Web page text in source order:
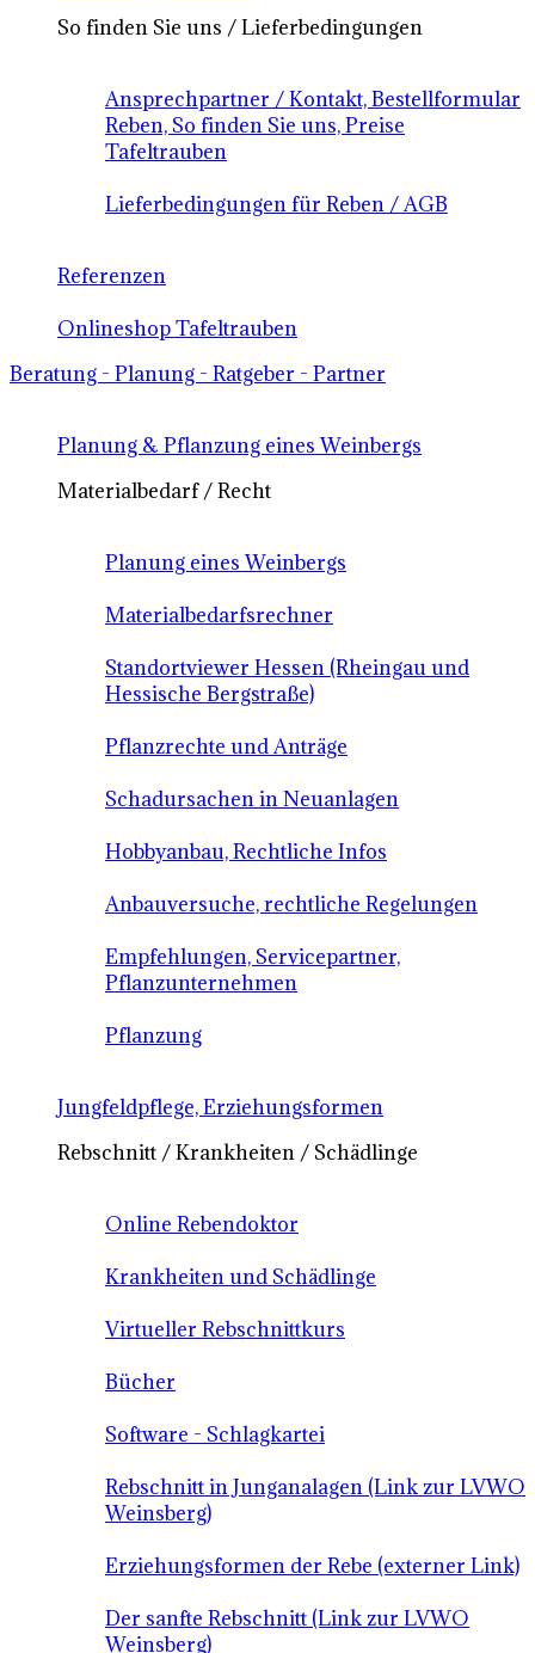
So finden Sie uns / Lieferbedingungen
Ansprechpartner / Kontakt, Bestellformular
Reben, So finden Sie uns, Preise
Tafeltrauben
Lieferbedingungen für Reben / AGB
Referenzen
Onlineshop Tafeltrauben
Beratung - Planung - Ratgeber - Partner
Planung & Pflanzung eines Weinbergs
Materialbedarf / Recht
Planung eines Weinbergs
Materialbedarfsrechner
Standortviewer Hessen (Rheingau und
Hessische Bergstraße)
Pflanzrechte und Anträge
Schadursachen in Neuanlagen
Hobbyanbau, Rechtliche Infos
Anbauversuche, rechtliche Regelungen
Empfehlungen, Servicepartner,
Pflanzunternehmen
Pflanzung
Jungfeldpflege, Erziehungsformen
Rebschnitt / Krankheiten / Schädlinge
Online Rebendoktor
Krankheiten und Schädlinge
Virtueller Rebschnittkurs
Bücher
Software - Schlagkartei
Rebschnitt in Junganalagen (Link zur LVWO
Weinsberg)
Erziehungsformen der Rebe (externer Link)
Der sanfte Rebschnitt (Link zur LVWO
Weinsberg)